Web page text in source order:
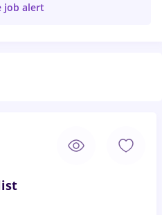
job alert